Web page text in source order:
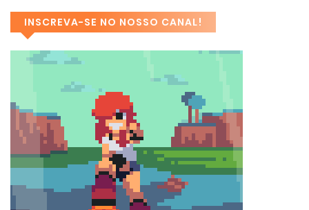
INSCREVA-SE NO NOSSO CANAL!